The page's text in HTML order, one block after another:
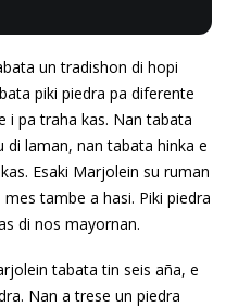
un tradishon di hopi
piki piedra pa diferente
i pa traha kas. Nan tabata
di laman, nan tabata hinka e
Esaki Marjolein su ruman
tambe a hasi. Piki piedra
di nos mayornan.
tabata tin seis aña, e
Nan a trese un piedra